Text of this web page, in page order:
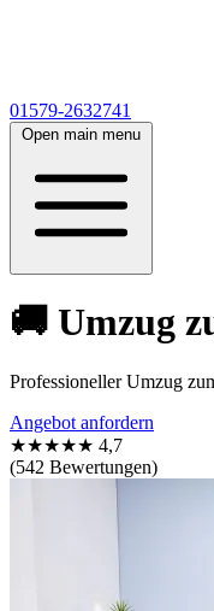
01579-2632741
Open main menu
🚚 Umzug
Professioneller Umzug
Angebot anfordern
★★★★★ 4,7
(542 Bewertungen)